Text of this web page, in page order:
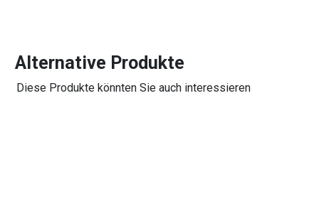
Alternative Produkte
Diese Produkte könnten Sie auch interessieren